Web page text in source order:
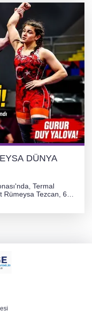
DÜNYA
Termal
Tezcan, 69